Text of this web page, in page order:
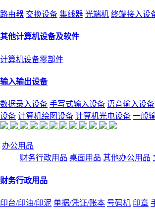
路由器 交换设备 集线器 光端机 终端接入设
其他计算机设备及软件
计算机设备零部件
输入输出设备
数据录入设备 手写式输入设备 语音输入设备
设备 计算机绘图设备 计算机光电设备 一般
办公用品
财务行政用品 桌面用品 其他办公用品
财务行政用品
印台/印油/印泥 单据/凭证/账本 号码机 印章